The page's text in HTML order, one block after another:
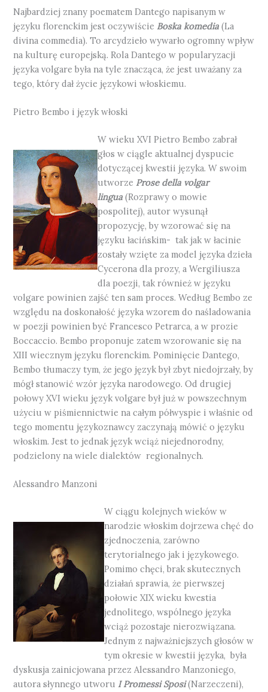
Najbardziej znany poematem Dantego napisanym w
języku florenckim jest oczywiście Boska komedia (La
divina commedia). To arcydzieło wywarło ogromny wpływ
na kulturę europejską. Rola Dantego w popularyzacji
języka volgare była na tyle znacząca, że jest uważany za
tego, który dał życie językowi włoskiemu.
Pietro Bembo i język włoski
W wieku XVI Pietro Bembo zabrał
głos w ciągle aktualnej dyspucie
dotyczącej kwestii języka. W swoim
utworze Prose della volgar
lingua(Rozprawy o mowie
pospolitej), autor wysunął
propozycję, by wzorować się na
języku łacińskim- tak jak w łacinie
zostały wzięte za model języka dzieła
Cycerona dla prozy, a Wergiliusza
dla poezji, tak również w języku
volgare powinien zajść ten sam proces. Według Bembo ze
względu na doskonałość języka wzorem do naśladowania
w poezji powinien być Francesco Petrarca, a w prozie
Boccaccio. Bembo proponuje zatem wzorowanie się na
XIII wiecznym języku florenckim. Pominięcie Dantego,
Bembo tłumaczy tym, że jego język był zbyt niedojrzały, by
mógł stanowić wzór języka narodowego. Od drugiej
połowy XVI wieku język volgare był już w powszechnym
użyciu w piśmiennictwie na całym półwyspie i właśnie od
tego momentu językoznawcy zaczynają mówić o języku
włoskim. Jest to jednak język wciąż niejednorodny,
podzielony na wiele dialektów regionalnych.
Alessandro Manzoni
W ciągu kolejnych wieków w
narodzie włoskim dojrzewa chęć do
zjednoczenia, zarówno
terytorialnego jak i językowego.
Pomimo chęci, brak skutecznych
działań sprawia, że pierwszej
połowie XIX wieku kwestia
jednolitego, wspólnego języka
wciąż pozostaje nierozwiązana.
Jednym z najważniejszych głosów w
tym okresie w kwestii języka, była
dyskusja zainicjowana przez Alessandro Manzoniego,
autora słynnego utworu I Promessi Sposi(Narzeczeni),